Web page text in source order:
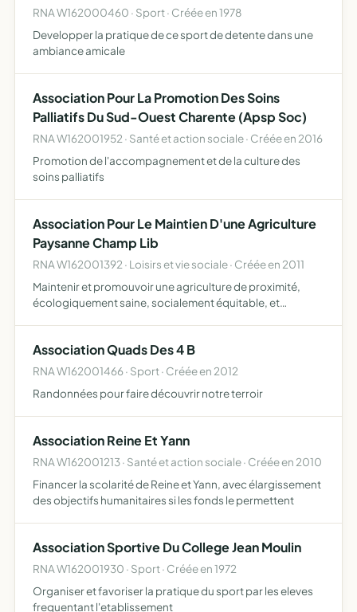
RNA W162000460 · Sport · Créée en 1978
Developper la pratique de ce sport de detente dans une
ambiance amicale
Association Pour La Promotion Des Soins
Palliatifs Du Sud-Ouest Charente (Apsp Soc)
RNA W162001952 · Santé et action sociale · Créée en 2016
Promotion de l'accompagnement et de la culture des
soins palliatifs
Association Pour Le Maintien D'une Agriculture
Paysanne Champ Lib
RNA W162001392 · Loisirs et vie sociale · Créée en 2011
Maintenir et promouvoir une agriculture de proximité,
écologiquement saine, socialement équitable, et
par souscriptio…
Association Quads Des 4 B
RNA W162001466 · Sport · Créée en 2012
Randonnées pour faire découvrir notre terroir
Association Reine Et Yann
RNA W162001213 · Santé et action sociale · Créée en 2010
Financer la scolarité de Reine et Yann, avec élargissement
des objectifs humanitaires si les fonds le permettent
Association Sportive Du College Jean Moulin
RNA W162001930 · Sport · Créée en 1972
Organiser et favoriser la pratique du sport par les eleves
frequentant l'etablissement